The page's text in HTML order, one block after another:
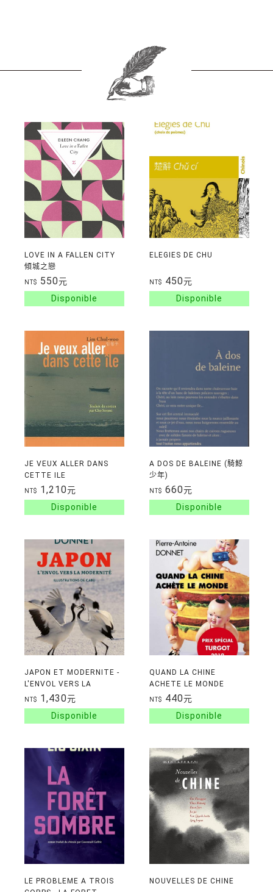
LOVE IN A FALLEN CITY
傾城之戀
NT$ 550元
ELEGIES DE CHU
NT$ 450元
JE VEUX ALLER DANS
CETTE ILE
NT$ 1,210元
A DOS DE BALEINE (騎鯨
少年)
NT$ 660元
JAPON ET MODERNITE -
L'ENVOL VERS LA
MODERNITE
NT$ 1,430元
QUAND LA CHINE
ACHETE LE MONDE
NT$ 440元
LE PROBLEME A TROIS
NOUVELLES DE CHINE